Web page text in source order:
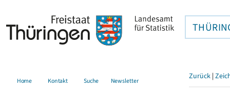
Home Kontakt Suche Newsletter Zurück |